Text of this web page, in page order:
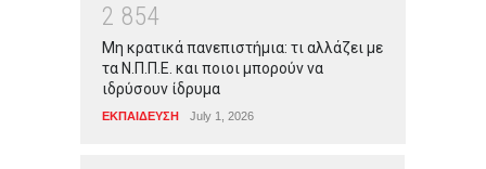
2 854
Μη κρατικά πανεπιστήμια: τι αλλάζει με
τα Ν.Π.Π.Ε. και ποιοι μπορούν να
ιδρύσουν ίδρυμα
ΕΚΠΑΙΔΕΥΣΗ July 1, 2026